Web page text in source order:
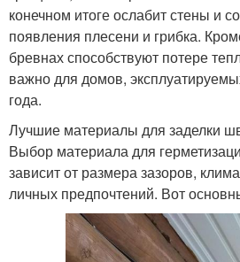
конечном итоге ослабит стены и
появления плесени и грибка.
бревнах способствуют потере
важно для домов,
года.
Лучшие материалы для заделки
Выбор материала для
зависит от размера зазоров,
личных предпочтений. Вот